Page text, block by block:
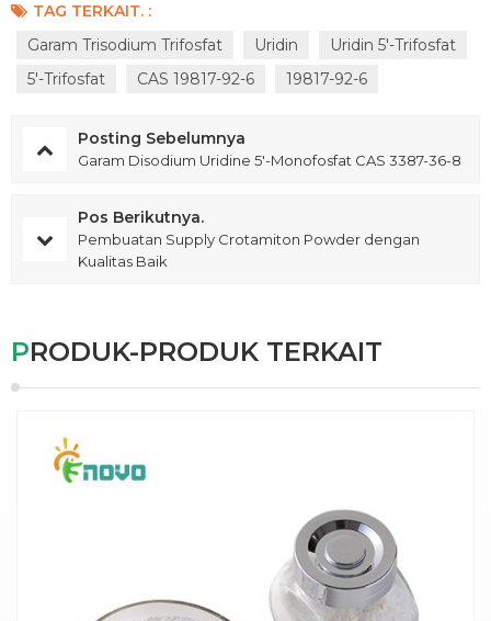
TAG TERKAIT. :
Garam Trisodium Trifosfat
Uridin
Uridin 5′-Trifosfat
5′-Trifosfat
CAS 19817-92-6 19817-92-6
Posting Sebelumnya
Garam Disodium Uridine 5′-Monofosfat CAS 3387-36-8
Pos Berikutnya.
Pembuatan Supply Crotamiton Powder dengan
Kualitas Baik
PRODUK-PRODUK TERKAIT